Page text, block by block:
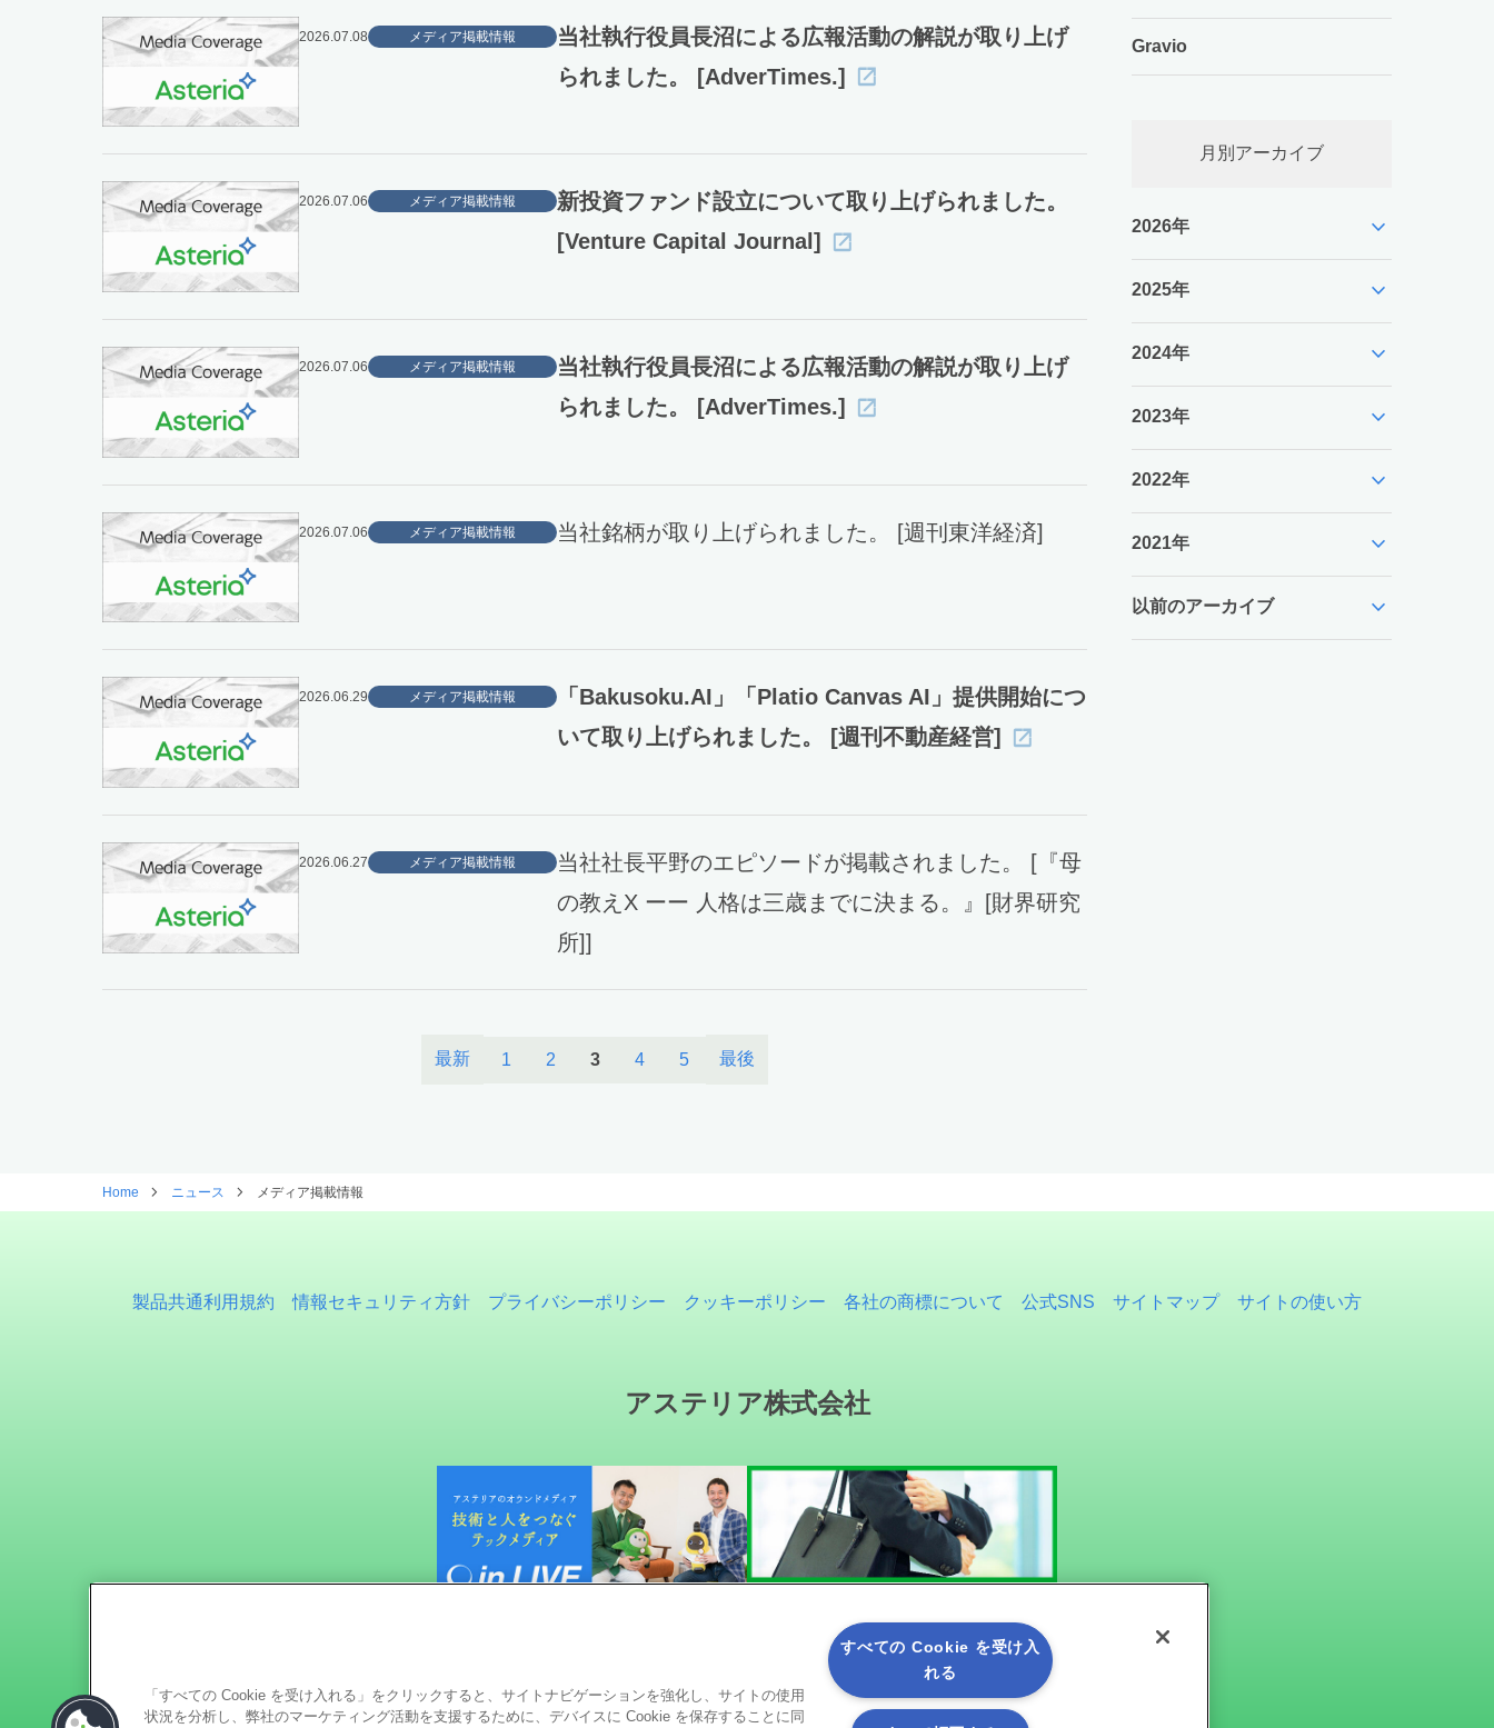
2026.07.08 メディア掲載情報
当社執行役員長沼による広報活動の解説が取り上げ
られました。 [AdverTimes.]
2026.07.06 メディア掲載情報
新投資ファンド設立について取り上げられました。
[Venture Capital Journal]
2026.07.06 メディア掲載情報
当社執行役員長沼による広報活動の解説が取り上げ
られました。 [AdverTimes.]
2026.07.06 メディア掲載情報 当社銘柄が取り上げられました。 [週刊東洋経済]
2026.06.29 メディア掲載情報
「Bakusoku.AI」「Platio Canvas AI」提供開始につ
いて取り上げられました。 [週刊不動産経営]
2026.06.27 メディア掲載情報
当社社長平野のエピソードが掲載されました。 [『母
の教えX ーー 人格は三歳までに決まる。』[財界研究
所]]
最新 1 2 3 4 5 最後
Gravio
月別アーカイブ
2026年 expand_more
2025年 expand_more
2024年 expand_more
2023年 expand_more
2022年 expand_more
2021年 expand_more
以前のアーカイブ expand_more
Home ニュース メディア掲載情報
製品共通利用規約 情報セキュリティ方針 プライバシーポリシー クッキーポリシー 各社の商標について 公式SNS サイトマップ サイトの使い方
アステリア株式会社
ソーシャルメディア
「すべての Cookie を受け入れる」をクリックすると、サイトナビゲーションを強化し、サイトの使用
状況を分析し、弊社のマーケティング活動を支援するために、デバイスに Cookie を保存することに同
すべての Cookie を受け入
れる